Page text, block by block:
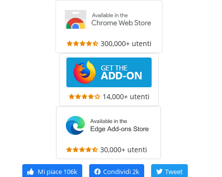
300,000+ utenti
14,000+ utenti
30,000+ utenti
Mi piace 106k Condividi2k Tweet